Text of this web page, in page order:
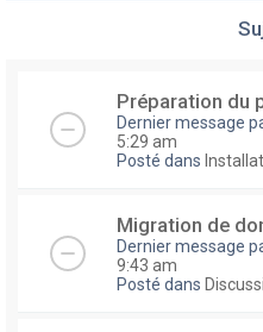
Préparation du
Dernier message
5:29 am
Posté dans
Migration de
Dernier message
9:43 am
Posté dans